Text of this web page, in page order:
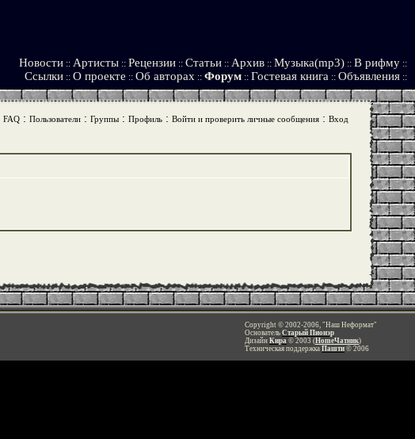
Новости :: Артисты :: Рецензии :: Статьи :: Архив :: Музыка(mp3) :: В рифму ::
Ссылки :: О проекте :: Об авторах :: Форум :: Гостевая книга :: Объявления ::
FAQ: Пользователи: Группы: Профиль: Войти и проверить личные сообщения: Вход
Copyright © 2002-2006, "Наш Неформат"
Основатель Старый Пионэр
Дизайн Кира © 2003 (HomeЧатник)
Техническая поддержка Пашти © 2006